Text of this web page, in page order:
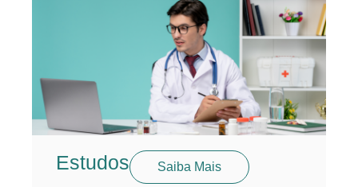
Estudos Saiba Mais